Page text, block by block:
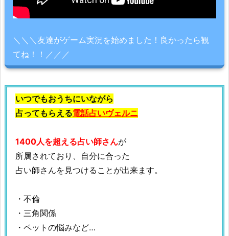
＼＼＼友達がゲーム実況を始めました！良かったら観
てね！！／／／
いつでもおうちにいながら
占ってもらえる電話占いヴェルニ
1400人を超える占い師さんが
所属されており、自分に合った
占い師さんを見つけることが出来ます。
・不倫
・三角関係
・ペットの悩みなど…